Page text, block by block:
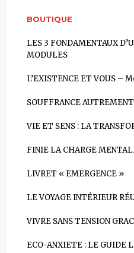
BOUTIQUE
LES 3 FONDAMENTAUX
MODULES
L’EXISTENCE ET VOUS –
SOUFFRANCE
VIE ET SENS : LA
FINIE LA CHARGE
LIVRET « EMERGENCE »
LE VOYAGE INTÉRIEUR
VIVRE SANS TENSION
ECO-ANXIETE : LE GUIDE